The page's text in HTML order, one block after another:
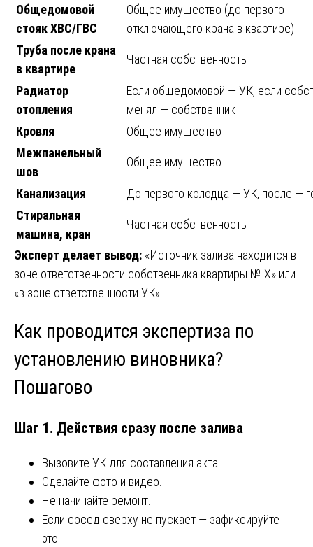
Общедомовой
стояк ХВС/ГВС
Общее имущество (до первого
отключающего крана в квартире)
Труба после крана
в квартире
Частная собственность
Радиатор
отопления
Если общедомовой — УК, если
менял — собственник
Кровля
Общее имущество
Межпанельный
шов
Общее имущество
Канализация
До первого колодца — УК, после —
Стиральная
машина, кран
Частная собственность
Эксперт делает вывод: «Источник залива находится в
зоне ответственности собственника квартиры № X» или
«в зоне ответственности УК».
Как проводится экспертиза по
установлению виновника?
Пошагово
Шаг 1. Действия сразу после залива
Вызовите УК для составления акта.
Сделайте фото и видео.
Не начинайте ремонт.
Если сосед сверху не пускает — зафиксируйте
это.